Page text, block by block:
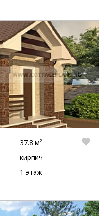
37.8 м²
кирпич
1 этаж